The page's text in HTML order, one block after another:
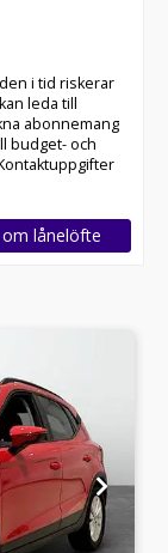
i tid riskerar
leda till
abonnemang
budget- och
lånelöfte